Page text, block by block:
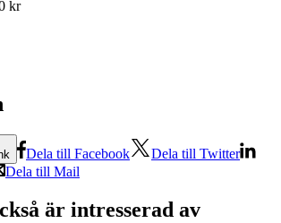
kr
Dela till Facebook
Dela till Twitter
Dela till Mail
är intresserad av